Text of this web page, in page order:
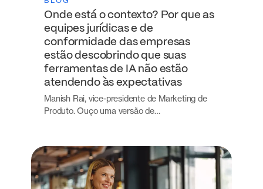
Onde está o contexto? Por que as
equipes jurídicas e de
conformidade das empresas
estão descobrindo que suas
ferramentas de IA não estão
atendendo às expectativas
Manish Rai, vice-presidente de Marketing de
Produto. Ouço uma versão de…